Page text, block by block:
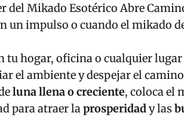
del Mikado Esotérico Abre
un impulso o cuando el mikado
tu hogar, oficina o cualquier
el ambiente y despejar el camino
luna llena o creciente, coloca el
para atraer laprosperidady las